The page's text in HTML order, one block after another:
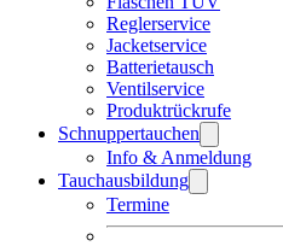
Reglerservice
Jacketservice
Batterietausch
Ventilservice
Produktrückrufe
Schnuppertauchen
Info & Anmeldung
Tauchausbildung
Termine